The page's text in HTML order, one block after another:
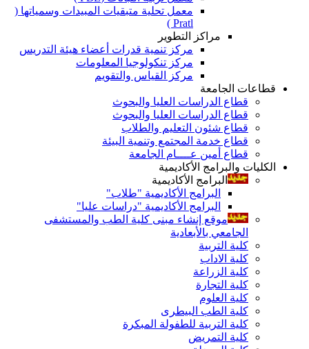
معمل تحلية متبقيات المبيدات وسمياتها (
Pratl )
مراكز التطوير
مركز تنمية قدرات أعضاء هيئة التدريس
مركز تنكولوجيا المعلومات
مركز القياس والتقويم
قطاعات الجامعة
قطاع الدراسات العليا والبحوث
قطاع الدراسات العليا والبحوث
قطاع شئون التعليم والطلاب
قطاع خدمة المجتمع وتنمية البيئة
قطاع أمين عــــام الجامعة
الكليات والبرامج الأكاديمية
البرامج الأكاديمية
البرامج الأكاديمية "طلاب"
البرامج الأكاديمية "دراسات عليا"
موقع إنشاء مبنى كلية الطب والمستشفى
الجامعي بالأبعادية
كلية التربية
كلية الاداب
كلية الزراعة
كلية التجارة
كلية العلوم
كلية الطب البيطرى
كلية التربية للطفولة المبكرة
كلية التمريض